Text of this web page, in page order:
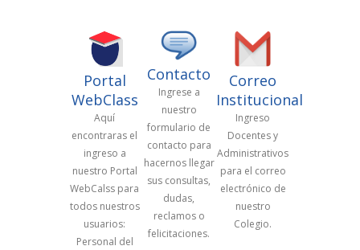
Portal
WebClass
Aquí
encontraras el
ingreso a
nuestro Portal
WebCalss para
todos nuestros
usuarios:
Personal del
Contacto
Ingrese a
nuestro
formulario de
contacto para
hacernos llegar
sus consultas,
dudas,
reclamos o
felicitaciones.
Correo
Institucional
Ingreso
Docentes y
Administrativos
para el correo
electrónico de
nuestro
Colegio.